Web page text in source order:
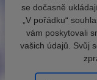
se dočasně
„V pořádku“
vám poskytovali
vašich údajů. Svůj